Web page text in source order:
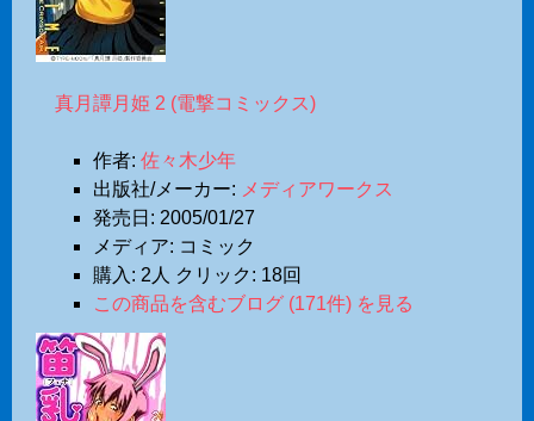
真月譚月姫 2 (電撃コミックス)
作者: 佐々木少年
出版社/メーカー: メディアワークス
発売日: 2005/01/27
メディア: コミック
購入 : 2人 クリック: 18回
この商品を含むブログ (171件) を見る